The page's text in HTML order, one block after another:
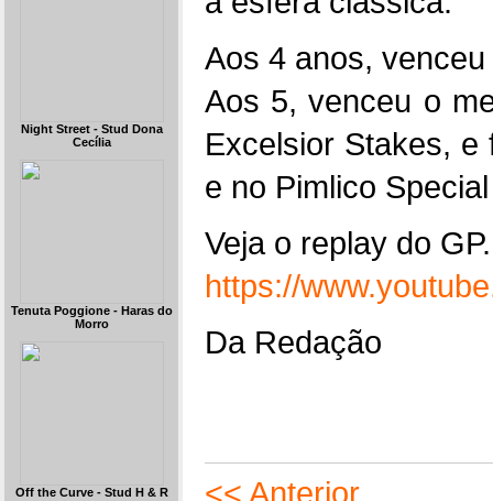
Night Street - Stud Dona
Cecília
Tenuta Poggione - Haras do
Morro
Off the Curve - Stud H & R
Aos 4 anos,
Aos 5, venceu o
Excelsior Stakes, e
e no Pimlico
Veja o replay do
https://
Da Redação
<< Anterior